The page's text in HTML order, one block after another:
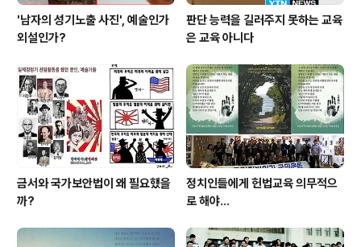
'남자의 성기노출 사진', 예술인가
외설인가?
판단 능력을 길러주지 못하는 교육
은 교육 아니다
금서와 국가보안법이 왜 필요했을
까?
정치인들에게 헌법교육 의무적으
로 해야…